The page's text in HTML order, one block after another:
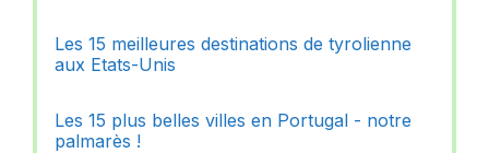
Les 15 meilleures destinations de tyrolienne
aux Etats-Unis
Les 15 plus belles villes en Portugal - notre
palmarès !